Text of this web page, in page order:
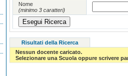
Nome
(minimo 3 caratteri)
Risultati della Ricerca
Nessun docente caricato.
Selezionare una Scuola oppure scrivere